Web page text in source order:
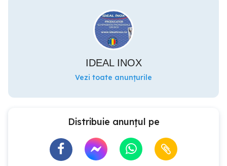
IDEAL INOX
Vezi toate anunțurile
Distribuie anunțul pe